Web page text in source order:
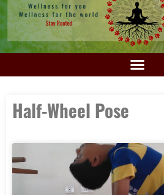
Half-Wheel Pose